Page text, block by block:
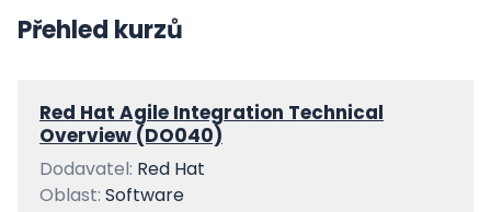
Přehled kurzů
Red Hat Agile Integration Technical
Overview (DO040)
Dodavatel: Red Hat
Oblast: Software